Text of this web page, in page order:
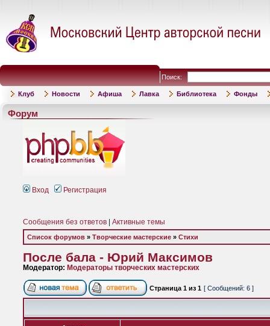
Поиск:
Клуб Новости Афиша Лавка Библиотека Фонды
Форум
Вход Регистрация
Сообщения без ответов Активные темы
Список форумов » Творческие мастерские » Стихи
После бала - Юрий Максимов
Модератор: Модераторы творческих мастерских
Страница 1 из 1 [ Сообщений: 6 ]